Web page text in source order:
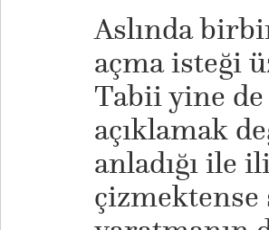
Aslında
açma isteği
Tabii yine
açıklamak
anladığı ile
çizmektense